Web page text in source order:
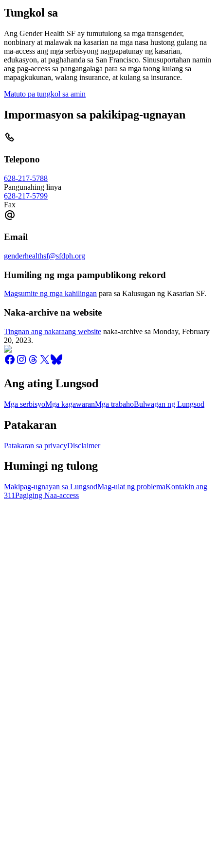
Tungkol sa
Ang Gender Health SF ay tumutulong sa mga transgender,
nonbinary at malawak na kasarian na mga nasa hustong gulang na
ma-access ang mga serbisyong nagpapatunay ng kasarian,
edukasyon, at paghahanda sa San Francisco. Sinusuportahan namin
ang pag-access sa pangangalaga para sa mga taong kulang sa
mapagkukunan, walang insurance, at kulang sa insurance.
Matuto pa tungkol sa amin
Impormasyon sa pakikipag-ugnayan
Telepono
628-217-5788
Pangunahing linya
628-217-5799
Fax
Email
genderhealthsf@sfdph.org
Humiling ng mga pampublikong rekord
Magsumite ng mga kahilingan para sa Kalusugan ng Kasarian SF.
Naka-archive na website
Tingnan ang nakaraang website naka-archive sa Monday, February
20, 2023.
Ang ating Lungsod
Mga serbisyoMga kagawaranMga trabahoBulwagan ng Lungsod
Patakaran
Patakaran sa privacyDisclaimer
Humingi ng tulong
Makipag-ugnayan sa LungsodMag-ulat ng problemaKontakin ang
311Pagiging Naa-access